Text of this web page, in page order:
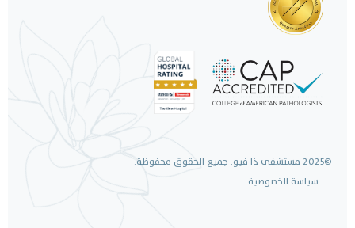
©2025 مستشفى ذا فيو. جميع الحقوق محفوظة.
سياسة الخصوصية